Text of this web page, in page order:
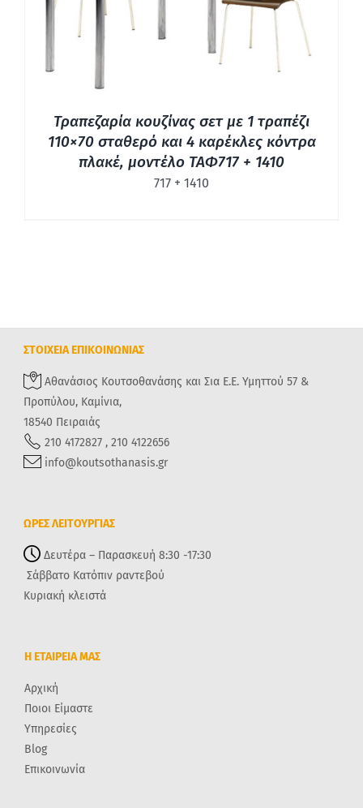
Τραπεζαρία κουζίνας σετ με 1 τραπέζι
110×70 σταθερό και 4 καρέκλες κόντρα
πλακέ, μοντέλο ΤΑΦ717 + 1410
717 + 1410
ΣΤΟΙΧΕΙΑ ΕΠΙΚΟΙΝΩΝΙΑΣ
Αθανάσιος Κουτσοθανάσης και Σια Ε.Ε. Υμηττού 57 &
Προπύλου, Καμίνια,
18540 Πειραιάς
210 4172827 , 210 4122656
info@koutsothanasis.gr
ΩΡΕΣ ΛΕΙΤΟΥΡΓΙΑΣ
Δευτέρα – Παρασκευή 8:30 -17:30
Σάββατο Κατόπιν ραντεβού
Κυριακή κλειστά
Η ΕΤΑΙΡΕΙΑ ΜΑΣ
Αρχική
Ποιοι Είμαστε
Υπηρεσίες
Blog
Επικοινωνία